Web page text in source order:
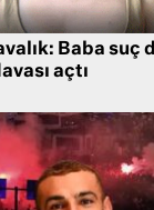
Baba suç
açtı